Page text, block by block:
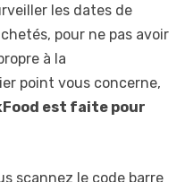
les dates de
pour ne pas avoir
à la
point vous concerne,
est faite pour
scannez le code barre